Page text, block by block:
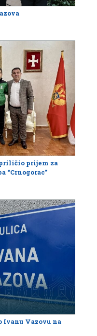
prijem za
“Crnogorac”
Ivanu Vazovu na